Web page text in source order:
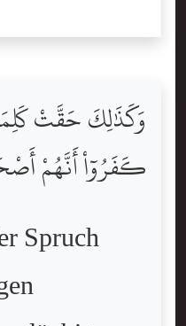
وَكَذَٰلِكَ حَقَّتْ
كَفَرُوٓاْ أَنَّهُمْ
Spruch